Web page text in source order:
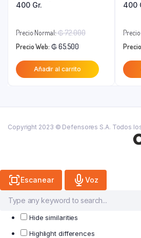
400 Gr.
Precio Normal:₲72.000El
original
era:
Precio Web: ₲ 65.500
precio
actual
Añadir al carrito
400
Copyright 2023 © Defensores S.A. Todos
Escanear Voz
Hide similarities
Highlight differences